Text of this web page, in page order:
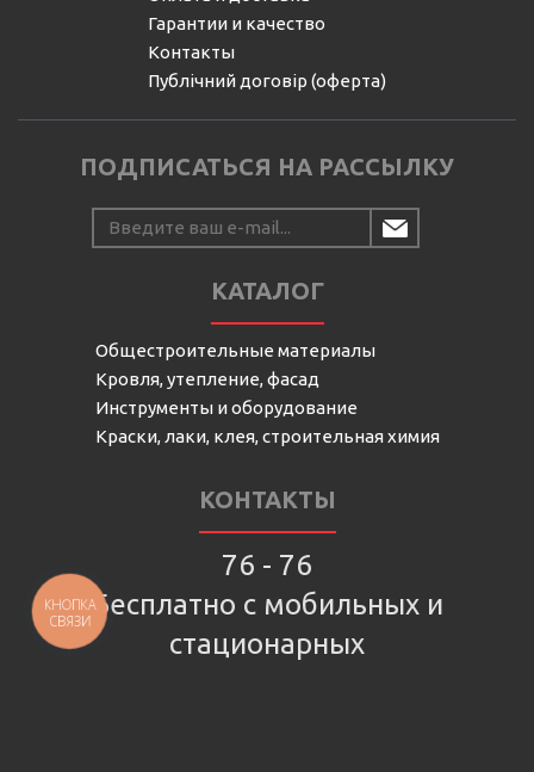
Гарантии и качество
Контакты
Публічний договір (оферта)
ПОДПИСАТЬСЯ НА РАССЫЛКУ
КАТАЛОГ
Общестроительные материалы
Кровля, утепление, фасад
Инструменты и оборудование
Краски, лаки, клея, строительная химия
КОНТАКТЫ
76 - 76
Бесплатно с мобильных и
стационарных
КНОПКА
СВЯЗИ